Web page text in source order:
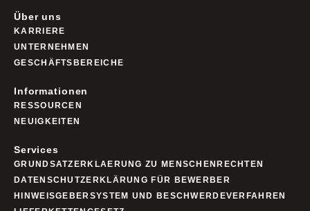
Über uns
KARRIERE
UNTERNEHMEN
GESCHÄFTSBEREICHE
Informationen
RESSOURCEN
NEUIGKEITEN
Services
GRUNDSATZERKLAERUNG ZU MENSCHENRECHTEN
DATENSCHUTZERKLÄRUNG FÜR BEWERBER
HINWEISGEBERSYSTEM UND BESCHWERDEVERFAHREN